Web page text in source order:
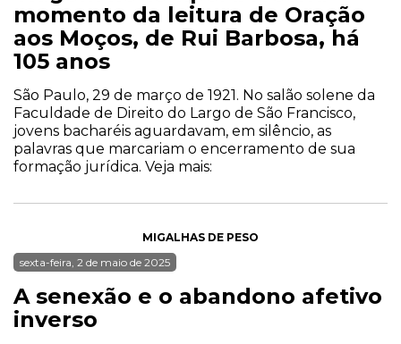
momento da leitura de Oração
aos Moços, de Rui Barbosa, há
105 anos
São Paulo, 29 de março de 1921. No salão solene da
Faculdade de Direito do Largo de São Francisco,
jovens bacharéis aguardavam, em silêncio, as
palavras que marcariam o encerramento de sua
formação jurídica. Veja mais:
MIGALHAS DE PESO
sexta-feira, 2 de maio de 2025
A senexão e o abandono afetivo
inverso